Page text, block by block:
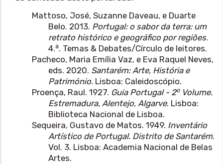
Mattoso, José, Suzanne Daveau, e Duarte
Belo. 2013. Portugal: o sabor da terra: um
retrato histórico e geográfico por regiões.
4.a. Temas & Debates/Círculo de leitores.
Pacheco, Maria Emília Vaz, e Eva Raquel Neves,
eds. 2020. Santarém: Arte, História e
Património. Lisboa: Caleidoscópio.
Proença, Raul. 1927. Guia Portugal - 2oVolume.
Estremadura, Alentejo, Algarve. Lisboa:
Biblioteca Nacional de Lisboa.
Sequeira, Gustavo de Matos. 1949. Inventário
Artístico de Portugal. Distrito de Santarém.
Vol. 3. Lisboa: Academia Nacional de Belas
Artes.